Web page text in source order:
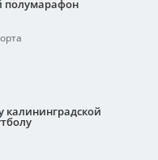
полумарафон
калининградской